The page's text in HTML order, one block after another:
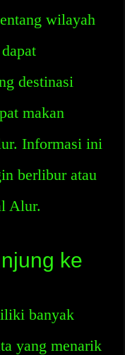
wilayah
destinasi
makan
Informasi ini
berlibur atau
Alur.
ke
banyak
yang menarik